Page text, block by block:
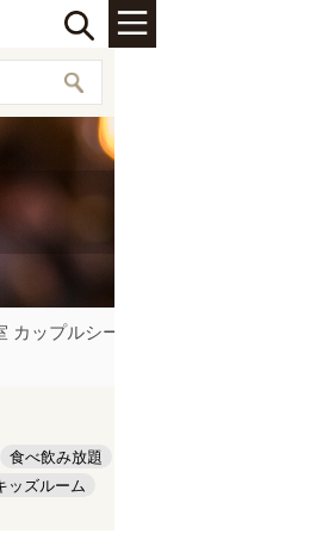
ップルシート ソファー 雰囲気の
食べ飲み放題
ッズルーム